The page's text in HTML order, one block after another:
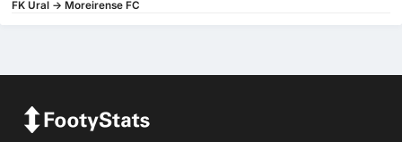
FK Ural -> Moreirense FC